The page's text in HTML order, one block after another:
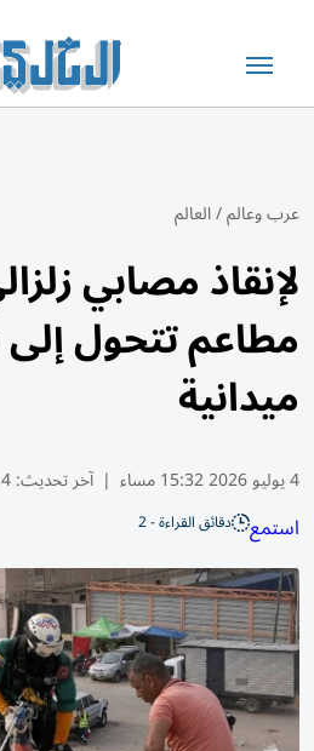
عرب وعالم/العالم
لإنقاذ مصابي
مطاعم تتحول
ميدانية
4 يوليو 2026 15:32 مساء | آخر تحديث:4 يوليو 16:33 2026
استمع دقائق القراءة - 2